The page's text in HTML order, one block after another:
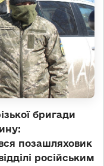
бригади
позашляховик
російським